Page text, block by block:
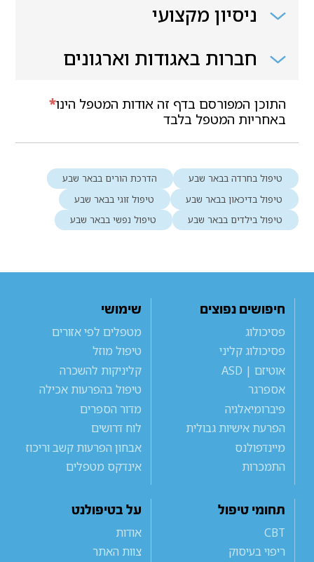
ניסיון מקצועי
חברות באגודות וארגונים
*התוכן המפורסם בדף זה אודות המטפל הינו
באחריות המטפל בלבד
טיפול בחרדה בבאר שבע
הדרכת הורים בבאר שבע
טיפול בדיכאון בבאר שבע
טיפול זוגי בבאר שבע
טיפול בילדים בבאר שבע
טיפול נפשי בבאר שבע
חיפושים נפוצים
פסיכולוג
פסיכולוג קליני
אוטיזם | ASD
אספרגר
פיברומיאלגיה
הפרעת אישיות גבולית
מיינדפולנס
התמכרות
שימושי
מטפלים לפי אזורים
טיפול מוזל
קליניקות להשכרה
טיפול בהפרעות אכילה
מדור הספרים
לוח דרושים
אבחון הפרעות קשב וריכוז
אינדקס מטפלים
תחומי טיפול
CBT
ריפוי בעיסוק
על בטיפולנט
אודות
צוות האתר